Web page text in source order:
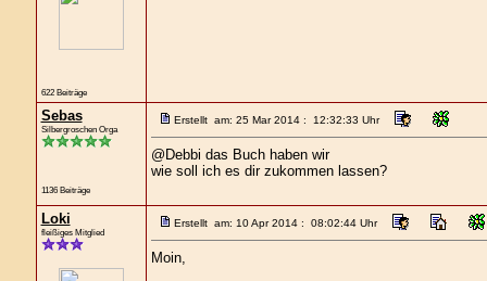
622 Beiträge
Sebas
Silbergroschen Orga
1136 Beiträge
Erstellt am: 25 Mar 2014 : 12:32:33 Uhr
@Debbi das Buch haben wir
wie soll ich es dir zukommen lassen?
Loki
fleißiges Mitglied
Erstellt am: 10 Apr 2014 : 08:02:44 Uhr
Moin,